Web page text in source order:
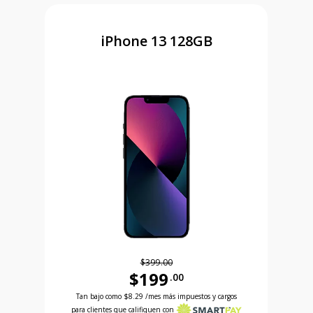
99 cents Ahora el precio es 99 dollars and 99 cents
iPhone 13 128GB
$399.00
$199 .00
Antes el precio era 399 dollars and 00 cents
Tan bajo como $8.29 /mes más impuestos y cargos
para clientes que califiquen con